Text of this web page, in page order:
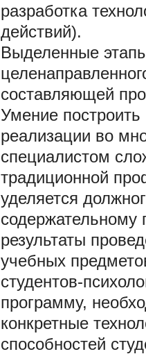
разработка
действий).
Выделенные
составляющей
Умение построить
реализации во
специалистом
традиционной
уделяется
содержательному
результаты
учебных
студентов-
программу,
конкретные
способностей